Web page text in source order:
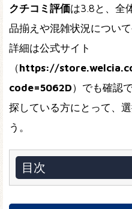
クチコミ評価は3.8と、全
品揃えや混雑状況につい
詳細は公式サイト
（https://
code=5062D）でも確認
探している方にとって、
う。
目次